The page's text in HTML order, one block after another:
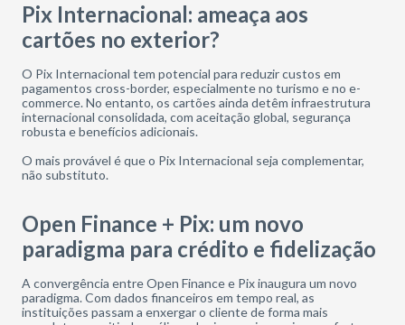
Pix Internacional: ameaça aos
cartões no exterior?
O Pix Internacional tem potencial para reduzir custos em
pagamentos cross-border, especialmente no turismo e no e-
commerce. No entanto, os cartões ainda detêm infraestrutura
internacional consolidada, com aceitação global, segurança
robusta e benefícios adicionais.
O mais provável é que o Pix Internacional seja complementar,
não substituto.
Open Finance + Pix: um novo
paradigma para crédito e fidelização
A convergência entre Open Finance e Pix inaugura um novo
paradigma. Com dados financeiros em tempo real, as
instituições passam a enxergar o cliente de forma mais